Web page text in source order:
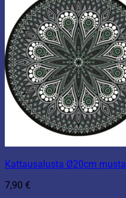
Kattausalusta Ø20cm musta
7,90 €